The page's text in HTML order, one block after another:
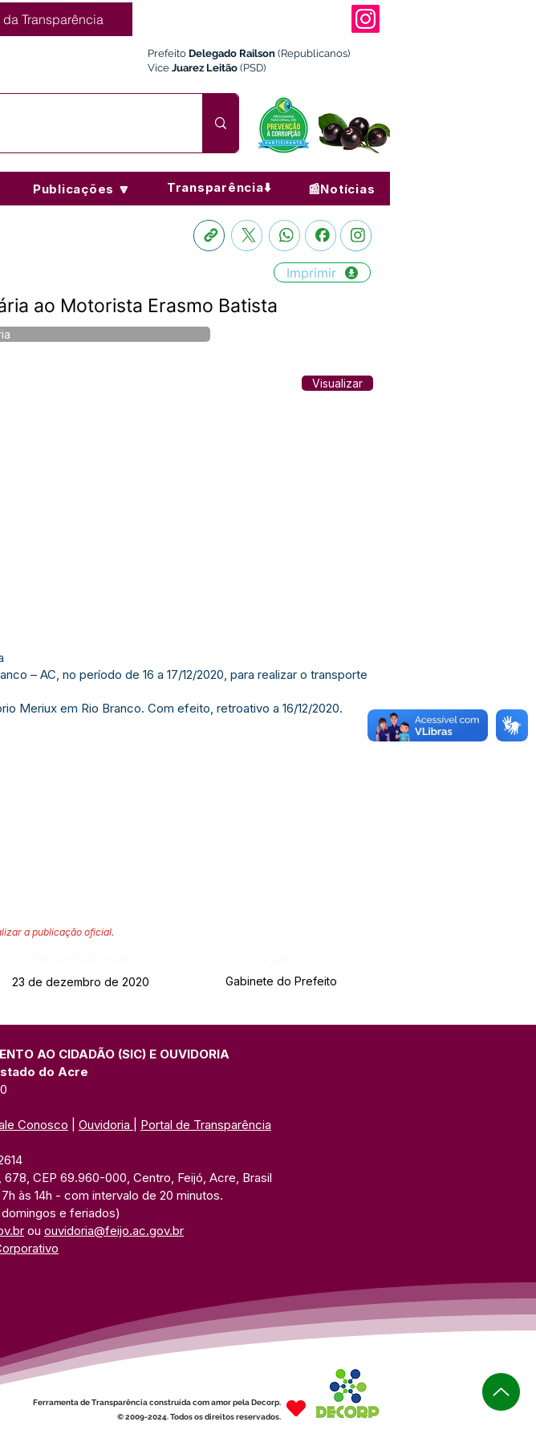
da Transparência
Prefeito Delegado Railson (Republicanos)
Vice Juarez Leitão (PSD)
Publicações 🔽 Transparência⬇️ 📰Notícias
Imprimir
ao Motorista Erasmo Batista
Visualizar
– AC, no período de 16 a 17/12/2020, para realizar o transporte
Meriux em Rio Branco. Com efeito, retroativo a 16/12/2020.
a publicação oficial.
23 de dezembro de 2020 Gabinete do Prefeito
AO CIDADÃO (SIC) E OUVIDORIA
do Acre
Conosco Ouvidoria Portal de Transparência
678, CEP 69.960-000, Centro, Feijó, Acre, Brasil
às 14h - com intervalo de 20 minutos.
e feriados)
ou ouvidoria@feijo.ac.gov.br
Ferramenta de Transparência construída com amor pela Decorp.
© 2009-2024. Todos os direitos reservados.